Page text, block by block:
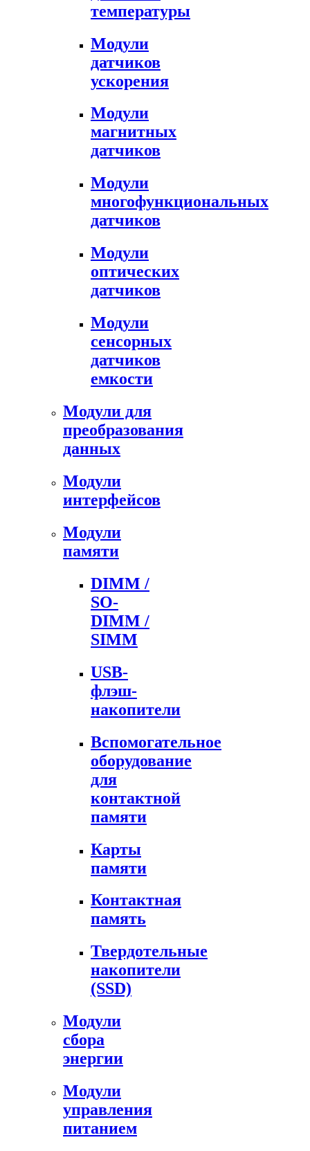
температуры
Модули
датчиков
ускорения
Модули
магнитных
датчиков
Модули
многофункциональных
датчиков
Модули
оптических
датчиков
Модули
сенсорных
датчиков
емкости
Модули для
преобразования
данных
Модули
интерфейсов
Модули
памяти
DIMM /
SO-
DIMM /
SIMM
USB-
флэш-
накопители
Вспомогательное
оборудование
для
контактной
памяти
Карты
памяти
Контактная
память
Твердотельные
накопители
(SSD)
Модули
сбора
энергии
Модули
управления
питанием